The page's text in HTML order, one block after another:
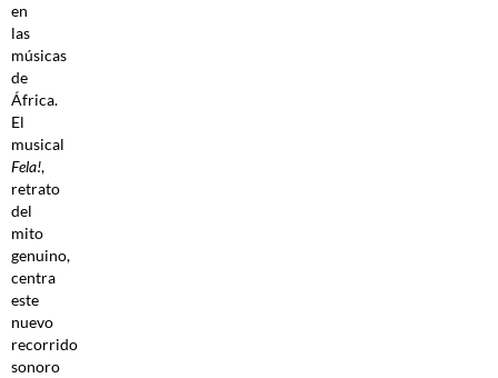
en
las
músicas
de
África.
El
musical
Fela!,
retrato
del
mito
genuino,
centra
este
nuevo
recorrido
sonoro